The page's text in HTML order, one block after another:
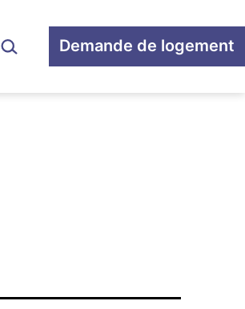
Rechercher…Demande de logement